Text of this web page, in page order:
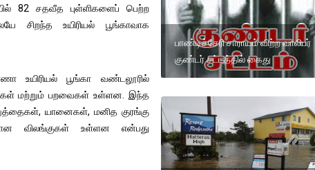
82 சதவீத புள்ளிகளைப் பெற்ற
சிறந்த உயிரியல் பூங்காவாக
உயிரியல் பூங்கா வண்டலூரில்
மற்றும் பறவைகள் உள்ளன. இந்த
யானைகள், மனித குரங்கு
விலங்குகள் உள்ளன என்பது
பாண்டிச்சேரி சாராயம் விற்ற வாலிபர்
குண்டர் சட்டத்தில் கைது